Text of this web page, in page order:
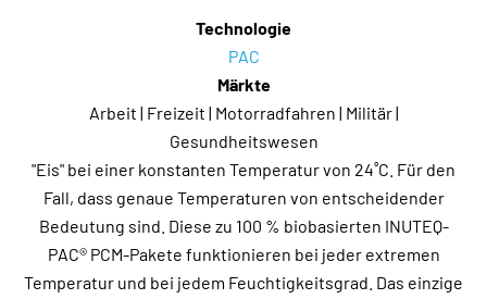
Technologie
PAC
Märkte
Arbeit | Freizeit | Motorradfahren | Militär |
Gesundheitswesen
"Eis" bei einer konstanten Temperatur von 24˚C. Für den
Fall, dass genaue Temperaturen von entscheidender
Bedeutung sind. Diese zu 100 % biobasierten INUTEQ-
PAC® PCM-Pakete funktionieren bei jeder extremen
Temperatur und bei jedem Feuchtigkeitsgrad. Das einzige